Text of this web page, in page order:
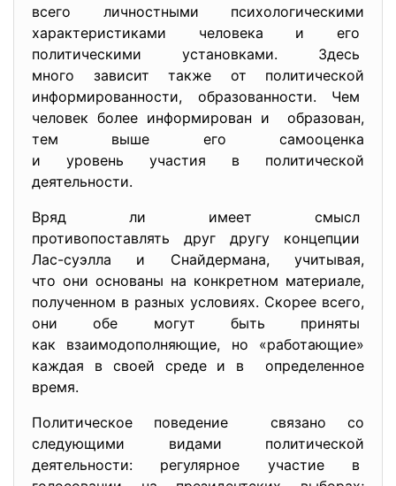
всего личностными психологическими
характеристиками человека и его
политическими установками. Здесь
много зависит также от политической
информированности, образованности. Чем
человек более информирован и образован,
тем выше его самооценка
и уровень участия в политической
деятельности.
Вряд ли имеет смысл
противопоставлять друг другу концепции
Лас-суэлла и Снайдермана, учитывая,
что они основаны на конкретном материале,
полученном в разных условиях. Скорее всего,
они обе могут быть приняты
как взаимодополняющие, но «работающие»
каждая в своей среде и в определенное
время.
Политическое поведение связано со
следующими видами политической
деятельности: регулярное участие в